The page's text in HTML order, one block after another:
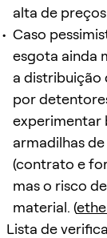
alta de
Caso
esgota ainda
a distribuição
por
experimentar
armadilhas
(contrato e
mas o risco
material. (
Lista de